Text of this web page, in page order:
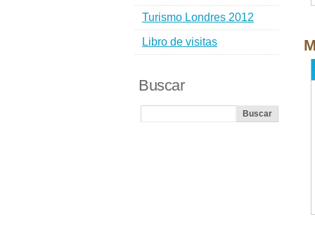
Turismo Londres 2012
Libro de visitas
Buscar